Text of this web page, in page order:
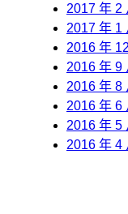
2017 年 2
2017 年 1
2016 年
2016 年 9
2016 年 8
2016 年 6
2016 年 5
2016 年 4